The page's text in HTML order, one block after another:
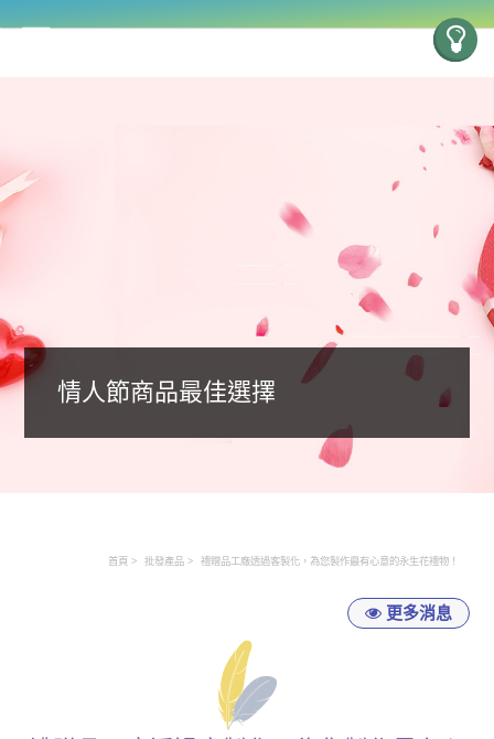
情人節商品最佳選擇
首頁 批發產品 禮贈品工廠透過客製化，為您製作最有心意的永生花禮物！
更多消息